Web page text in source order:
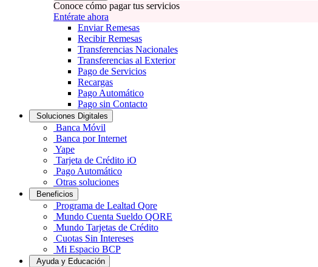
Conoce cómo pagar tus servicios
Entérate ahora
Enviar Remesas
Recibir Remesas
Transferencias Nacionales
Transferencias al Exterior
Pago de Servicios
Recargas
Pago Automático
Pago sin Contacto
Soluciones Digitales
Banca Móvil
Banca por Internet
Yape
Tarjeta de Crédito iO
Pago Automático
Otras soluciones
Beneficios
Programa de Lealtad Qore
Mundo Cuenta Sueldo QORE
Mundo Tarjetas de Crédito
Cuotas Sin Intereses
Mi Espacio BCP
Ayuda y Educación